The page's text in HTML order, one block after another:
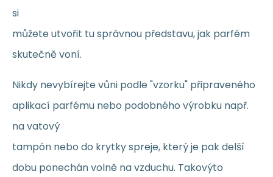
si
můžete utvořit tu správnou představu, jak parfém
skutečně voní.
Nikdy nevybírejte vůni podle "vzorku" připraveného
aplikací parfému nebo podobného výrobku např.
na vatový
tampón nebo do krytky spreje, který je pak delší
dobu ponechán volně na vzduchu. Takovýto